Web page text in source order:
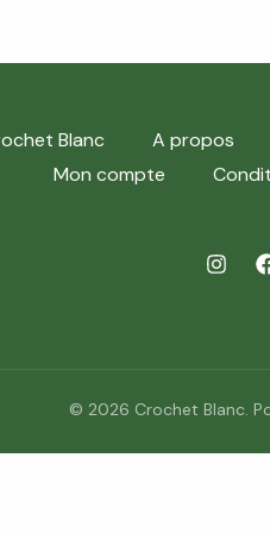
Blanc A propos
Mon compte
© 2026 Crochet Blanc.